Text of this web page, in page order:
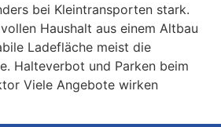
bei Kleintransporten stark.
Haushalt aus einem Altbau
Ladefläche meist die
Halteverbot und Parken beim
Viele Angebote wirken